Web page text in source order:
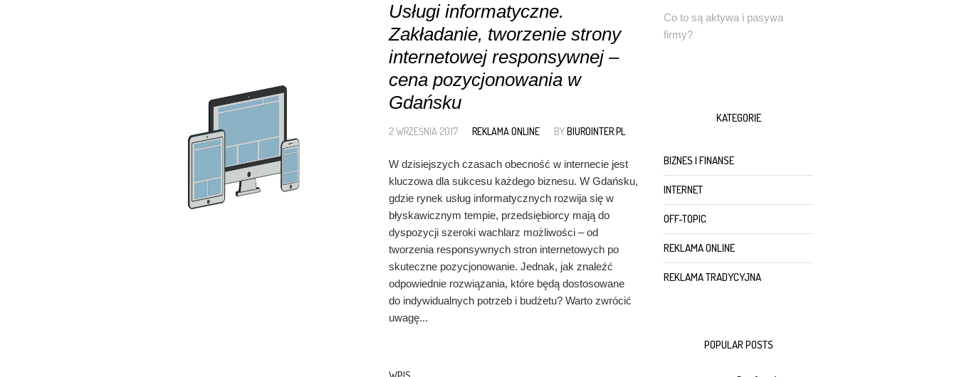
Usługi informatyczne.
Zakładanie, tworzenie strony
internetowej responsywnej –
cena pozycjonowania w
Gdańsku
2 WRZEŚNIA 2017 REKLAMA ONLINE BYBIUROINTER.PL
W dzisiejszych czasach obecność w internecie jest
kluczowa dla sukcesu każdego biznesu. W Gdańsku,
gdzie rynek usług informatycznych rozwija się w
błyskawicznym tempie, przedsiębiorcy mają do
dyspozycji szeroki wachlarz możliwości – od
tworzenia responsywnych stron internetowych po
skuteczne pozycjonowanie. Jednak, jak znaleźć
odpowiednie rozwiązania, które będą dostosowane
do indywidualnych potrzeb i budżetu? Warto zwrócić
uwagę...
Co to są aktywa i pasywa
firmy?
KATEGORIE
BIZNES I FINANSE
INTERNET
OFF-TOPIC
REKLAMA ONLINE
REKLAMA TRADYCYJNA
POPULAR POSTS